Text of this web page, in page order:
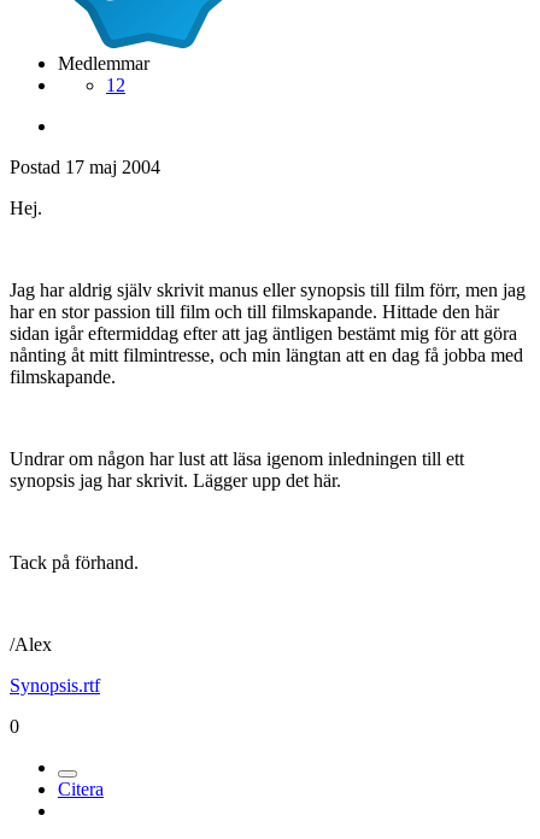
Medlemmar
12
Postad 17 maj 2004
Hej.
Jag har aldrig själv skrivit manus eller synopsis till film förr, men jag
har en stor passion till film och till filmskapande. Hittade den här
sidan igår eftermiddag efter att jag äntligen bestämt mig för att göra
nånting åt mitt filmintresse, och min längtan att en dag få jobba med
filmskapande.
Undrar om någon har lust att läsa igenom inledningen till ett
synopsis jag har skrivit. Lägger upp det här.
Tack på förhand.
/Alex
Synopsis.rtf
0
Citera